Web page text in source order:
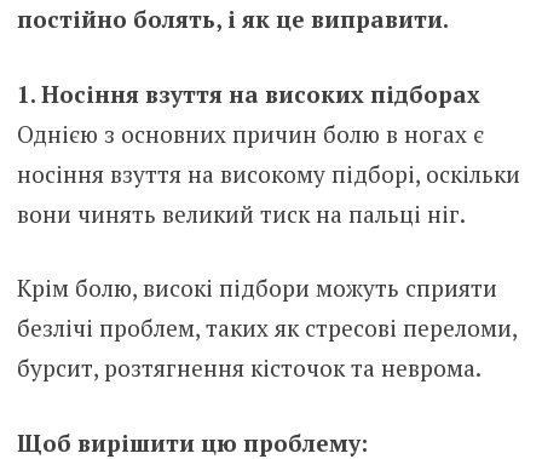
постійно болять, і як це виправити.
1. Носіння взуття на високих підборах
Однією з основних причин болю в ногах є
носіння взуття на високому підборі, оскільки
вони чинять великий тиск на пальці ніг.
Крім болю, високі підбори можуть сприяти
безлічі проблем, таких як стресові переломи,
бурсит, розтягнення кісточок та неврома.
Щоб вирішити цю проблему: